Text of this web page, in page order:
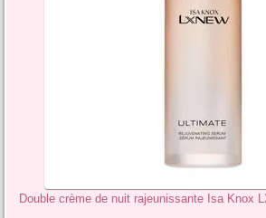
Double crème de nuit rajeunissante Isa Knox